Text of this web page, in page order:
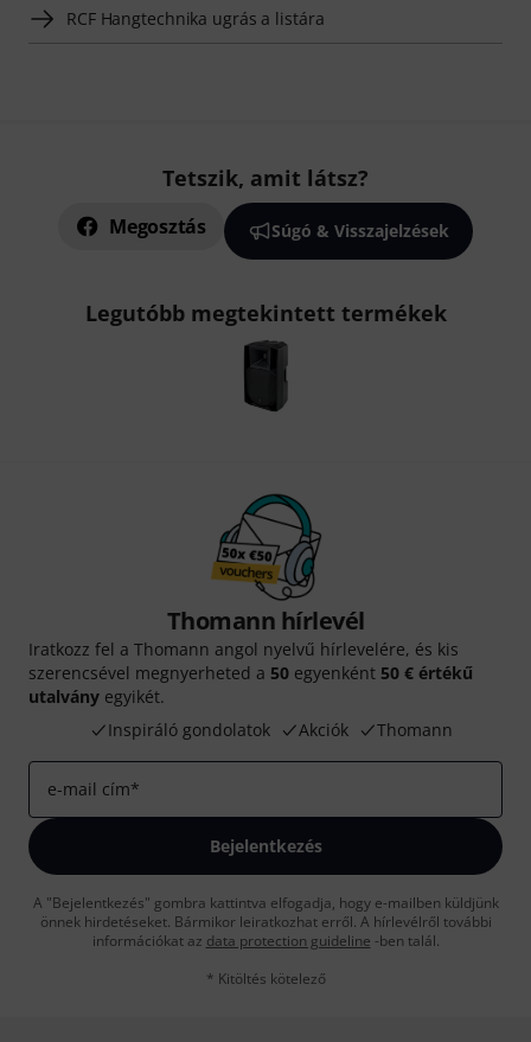
RCF Hangtechnika ugrás a listára
Tetszik, amit látsz?
Megosztás Súgó & Visszajelzések
Legutóbb megtekintett termékek
Thomann hírlevél
Iratkozz fel a Thomann angol nyelvű hírlevelére, és kis
szerencsével megnyerheted a 50 egyenként 50 € értékű
utalvány egyikét.
Inspiráló gondolatok
Akciók Thomann
e-mail cím*
Bejelentkezés
A "Bejelentkezés" gombra kattintva elfogadja, hogy e-mailben küldjünk
önnek hirdetéseket. Bármikor leiratkozhat erről. A hírlevélről további
információkat az data protection guideline -ben talál.
* Kitöltés kötelező